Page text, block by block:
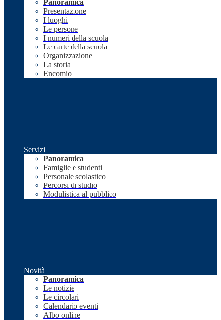
Panoramica
Presentazione
I luoghi
Le persone
I numeri della scuola
Le carte della scuola
Organizzazione
La storia
Encomio
Servizi
Panoramica
Famiglie e studenti
Personale scolastico
Percorsi di studio
Modulistica al pubblico
Novità
Panoramica
Le notizie
Le circolari
Calendario eventi
Albo online